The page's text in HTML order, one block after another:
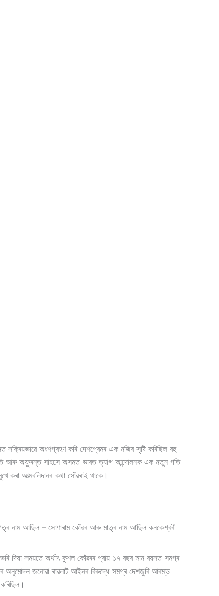
অংশগ্ৰহণ কৰি দেশপ্ৰেমৰ এক নজিৰ সৃষ্টি কৰিছিল বহু
আৰু অফুৰন্ত সাহসে অসমত ভাৰত ত্যাগ আন্দোলনক এক নতুন গতি
আত্মবলিদানৰ কথা সোঁৱৰাই থাকে।
পিতৃৰ নাম আছিল – সোণাৰাম কোঁৱৰ আৰু মাতৃৰ নাম আছিল কনকেশ্বৰী
দিয়া সময়তে অৰ্থাৎ কুশল কোঁৱৰৰ প্ৰায় ১৭ বছৰ মান বয়সত সমগ্ৰ
অনুমোদন জনোৱা ৰাৱলাট আইনৰ বিৰুদ্ধে সমগ্ৰ দেশজুৰি আৰম্ভ